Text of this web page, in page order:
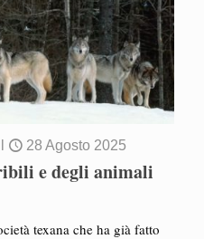
28 Agosto 2025
e degli animali
texana che ha già fatto